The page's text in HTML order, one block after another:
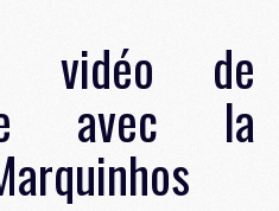
vidéo de
avec la